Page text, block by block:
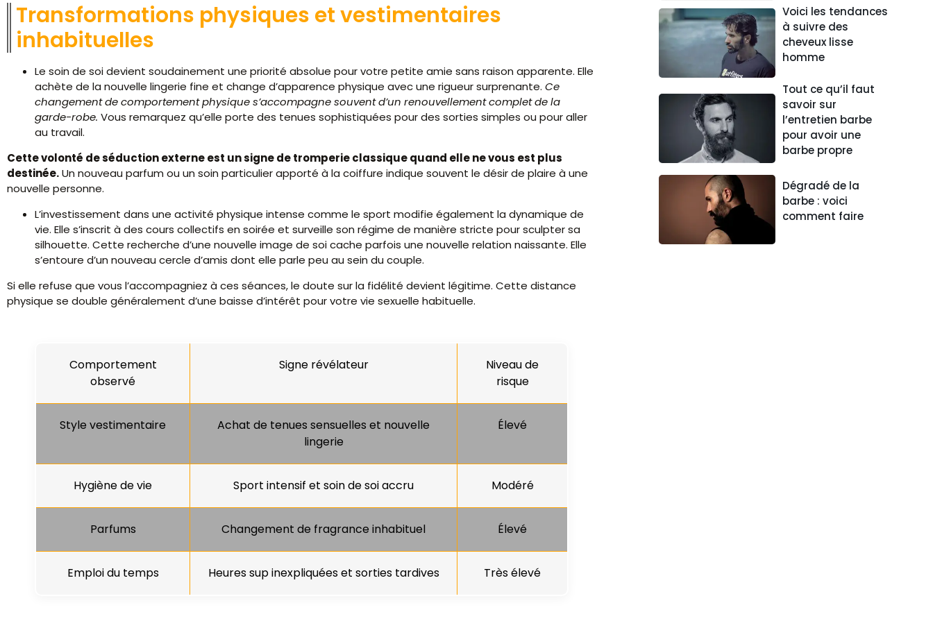
Transformations physiques et vestimentaires
inhabituelles
Le soin de soi devient soudainement une priorité absolue pour votre petite amie sans raison apparente. Elle
achète de la nouvelle lingerie fine et change d’apparence physique avec une rigueur surprenante. Ce
changement de comportement physique s’accompagne souvent d’un renouvellement complet de la
garde-robe. Vous remarquez qu’elle porte des tenues sophistiquées pour des sorties simples ou pour aller
au travail.
Cette volonté de séduction externe est un signe de tromperie classique quand elle ne vous est plus
destinée.Un nouveau parfum ou un soin particulier apporté à la coiffure indique souvent le désir de plaire à une
nouvelle personne.
L’investissement dans une activité physique intense comme le sport modifie également la dynamique de
vie. Elle s’inscrit à des cours collectifs en soirée et surveille son régime de manière stricte pour sculpter sa
silhouette. Cette recherche d’une nouvelle image de soi cache parfois une nouvelle relation naissante. Elle
s’entoure d’un nouveau cercle d’amis dont elle parle peu au sein du couple.
Si elle refuse que vous l’accompagniez à ces séances, le doute sur la fidélité devient légitime. Cette distance
physique se double généralement d’une baisse d’intérêt pour votre vie sexuelle habituelle.
Comportement
observé
Signe révélateur
Niveau de
risque
Style vestimentaire
Achat de tenues sensuelles et nouvelle
lingerie
Élevé
Hygiène de vie Sport intensif et soin de soi accru Modéré
Parfums Changement de fragrance inhabituel Élevé
Emploi du temps Heures sup inexpliquées et sorties tardives Très élevé
Voici les tendances
à suivre des
cheveux lisse
homme
Tout ce qu’il faut
savoir sur
l’entretien barbe
pour avoir une
barbe propre
Dégradé de la
barbe : voici
comment faire